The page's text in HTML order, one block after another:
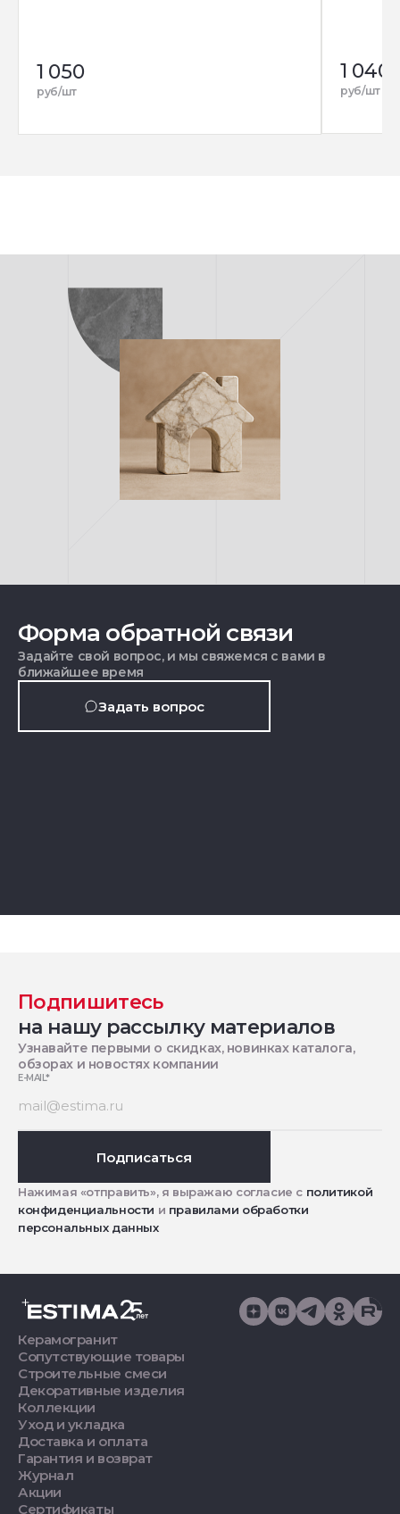
1 050
руб/шт
1 040
руб/шт
Форма обратной связи
Задайте свой вопрос, и мы свяжемся с вами в
ближайшее время
Задать вопрос
Подпишитесь
на нашу рассылку материалов
Узнавайте первыми о скидках, новинках каталога,
обзорах и новостях компании
E-MAIL*
Подписаться
Нажимая «отправить», я выражаю согласие с политикой
конфиденциальности и правилами обработки
персональных данных
Керамогранит
Сопутствующие товары
Строительные смеси
Декоративные изделия
Коллекции
Уход и укладка
Доставка и оплата
Гарантия и возврат
Журнал
Акции
Сертификаты